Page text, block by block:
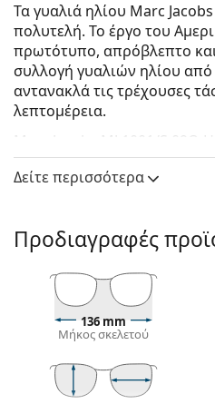
Τα γυαλιά ηλίου Marc
πολυτελή. Το έργο του
πρωτότυπο, απρόβλεπτο
συλλογή γυαλιών ηλίου από
αντανακλά τις τρέχουσες
λεπτομέρεια.
Marc Jacobs MJ 1001/S 09Q
γυαλιά ηλίου.
Δείτε πώς φαίνονται πάνω
Lentiamo.
Το καφέ χρώμα του
το ζεστό χρώμα του
μαύρα ή σκούρα ξανθά
ιδανική επιλογή για
καρδιάς ή σχήμα
Δείτε περισσότερα
Προδιαγραφές
136 mm
Μήκος σκελετού